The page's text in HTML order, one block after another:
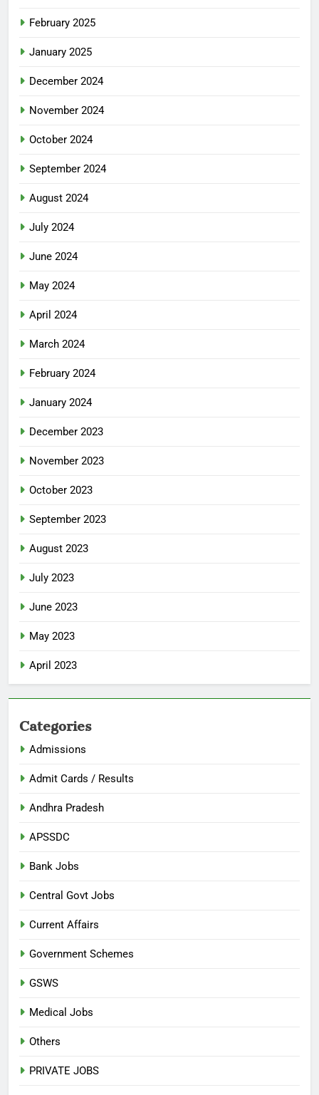
February 2025
January 2025
December 2024
November 2024
October 2024
September 2024
August 2024
July 2024
June 2024
May 2024
April 2024
March 2024
February 2024
January 2024
December 2023
November 2023
October 2023
September 2023
August 2023
July 2023
June 2023
May 2023
April 2023
Categories
Admissions
Admit Cards / Results
Andhra Pradesh
APSSDC
Bank Jobs
Central Govt Jobs
Current Affairs
Government Schemes
GSWS
Medical Jobs
Others
PRIVATE JOBS